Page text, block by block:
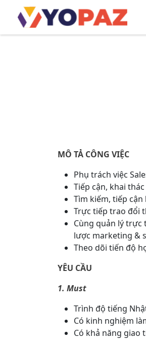
MÔ TẢ CÔNG VIỆC
Phụ trách việc
Tiếp cận, khai
Tìm kiếm, tiếp
Trực tiếp trao đổi
Cùng quản lý trực
lược marketing &
Theo dõi tiến độ
YÊU CẦU
1. Must
Trình độ tiếng
Có kinh nghiệm
Có khả năng giao